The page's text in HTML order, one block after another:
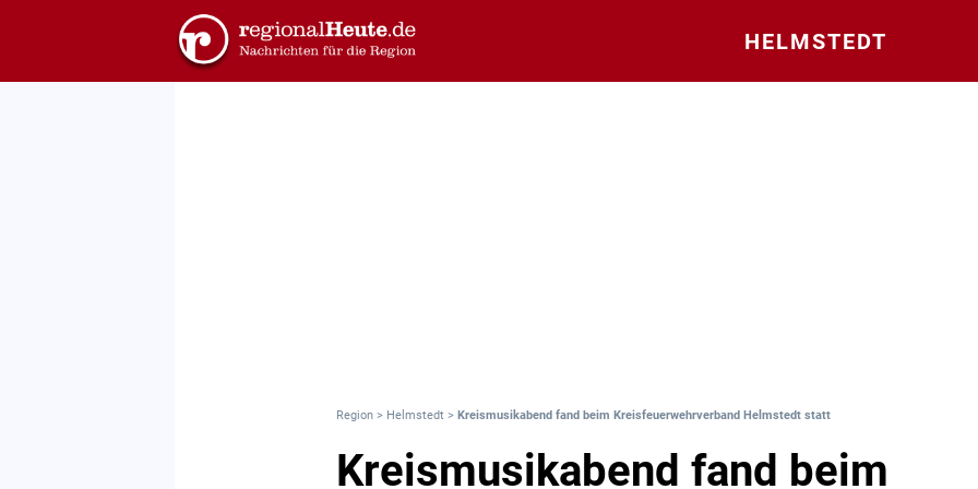
HELMSTEDT
Region > Helmstedt > Kreismusikabend fand beim Kreisfeuerwehrverband Helmstedt statt
Kreismusikabend fand beim